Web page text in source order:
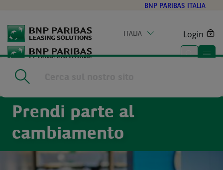
main
content
BNP PARIBAS ITALIA
ITALIA Login
Home
Prendi parte al
cambiamento